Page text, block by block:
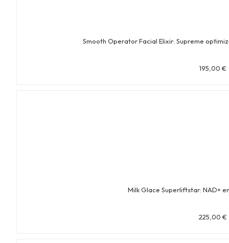
Smooth Operator Facial Elixir: Supreme
195,00€
Milk Glace Superliftstar: NAD+
225,00€